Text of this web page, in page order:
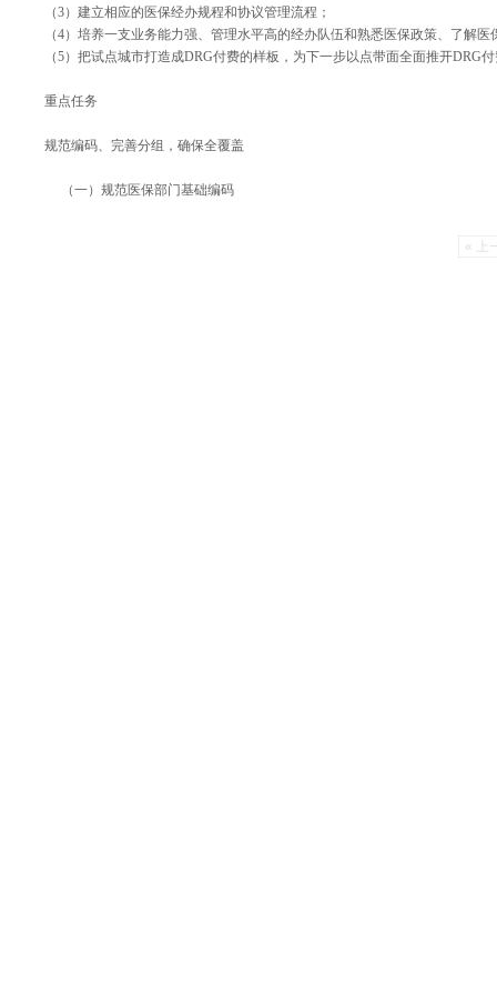
（3）建立相应的医保经办规程和协议管理流程；
（4）培养一支业务能力强、管理水平高的经办队伍和熟悉医保政策、了解
（5）把试点城市打造成DRG付费的样板，为下一步以点带面全面推开DRG
重点任务
规范编码、完善分组，确保全覆盖
（一）规范医保部门基础编码
« 上